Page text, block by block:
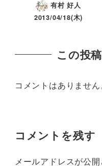
有村 好人
2013/04/18(木)
この投
コメントはありません
コメントを残す
メールアドレスが公